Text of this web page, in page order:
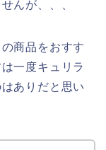
んが、、、
商品をおすす
一度キュリラ
ありだと思い